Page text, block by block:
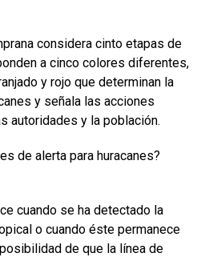
considera cinto etapas de
a cinco colores diferentes,
y rojo que determinan la
y señala las acciones
autoridades y la población.
de alerta para huracanes?
cuando se ha detectado la
o cuando éste permanece
de que la línea de